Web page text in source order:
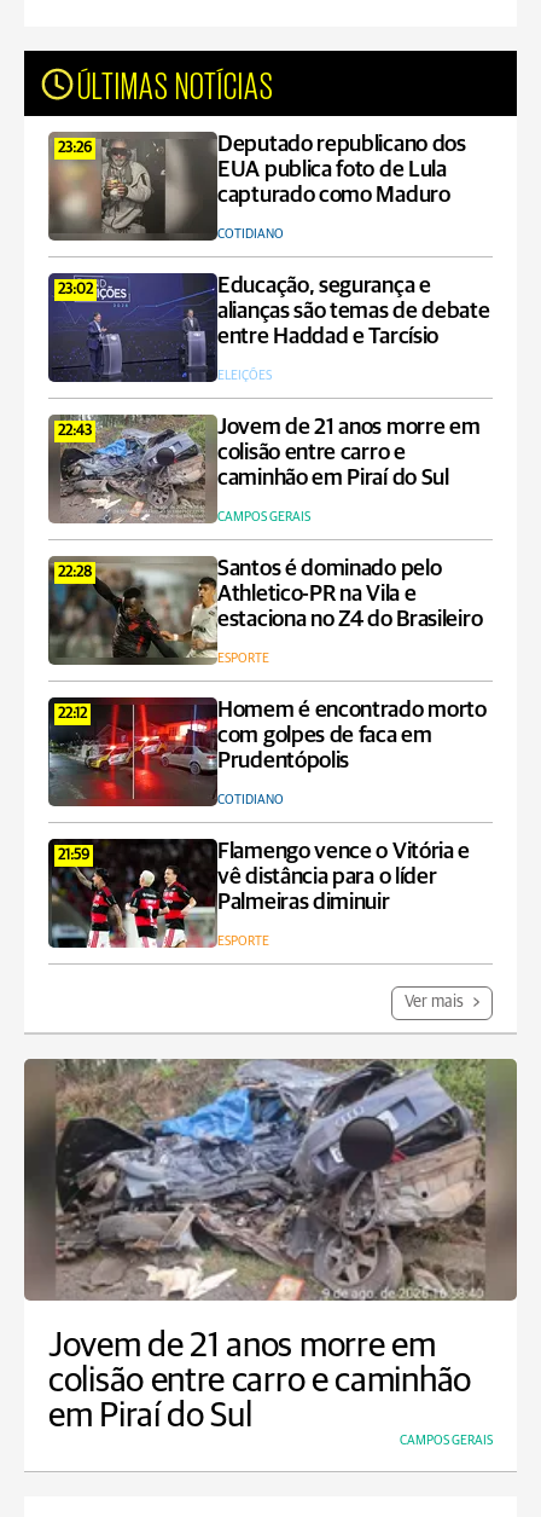
ÚLTIMAS NOTÍCIAS
23:26
Deputado republicano dos
EUA publica foto de Lula
capturado como Maduro
COTIDIANO
23:02
Educação, segurança e
alianças são temas de debate
entre Haddad e Tarcísio
ELEIÇÕES
22:43
Jovem de 21 anos morre em
colisão entre carro e
caminhão em Piraí do Sul
CAMPOS GERAIS
22:28
Santos é dominado pelo
Athletico-PR na Vila e
estaciona no Z4 do Brasileiro
ESPORTE
22:12
Homem é encontrado morto
com golpes de faca em
Prudentópolis
COTIDIANO
21:59
Flamengo vence o Vitória e
vê distância para o líder
Palmeiras diminuir
ESPORTE
Ver mais
Jovem de 21 anos morre em
colisão entre carro e caminhão
em Piraí do Sul
CAMPOS GERAIS